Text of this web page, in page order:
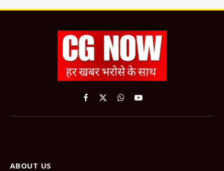
Facebook
X
WhatsApp
YouTube
ABOUT US